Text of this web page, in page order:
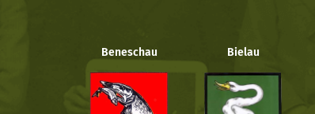
Beneschau Bielau